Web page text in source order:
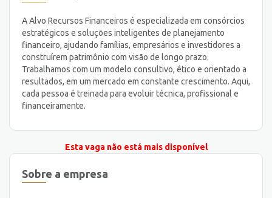
A Alvo Recursos Financeiros é especializada em consórcios
estratégicos e soluções inteligentes de planejamento
financeiro, ajudando famílias, empresários e investidores a
construírem patrimônio com visão de longo prazo.
Trabalhamos com um modelo consultivo, ético e orientado a
resultados, em um mercado em constante crescimento. Aqui,
cada pessoa é treinada para evoluir técnica, profissional e
financeiramente.
Esta vaga não está mais disponível
Sobre a empresa